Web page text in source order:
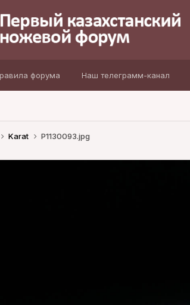
форума Наш телеграмм-канал
Karat P1130093.jpg